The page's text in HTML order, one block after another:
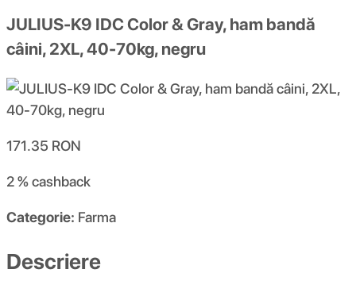
JULIUS-K9 IDC Color & Gray, ham bandă
câini, 2XL, 40-70kg, negru
171.35 RON
2 %cashback
Categorie: Farma
Descriere